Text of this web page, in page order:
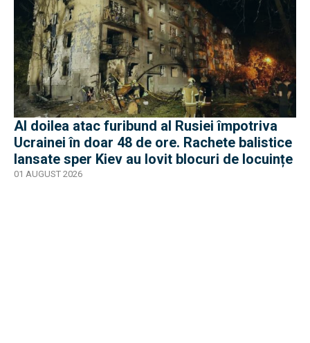
Al doilea atac furibund al Rusiei împotriva
Ucrainei în doar 48 de ore. Rachete balistice
lansate sper Kiev au lovit blocuri de locuințe
01 AUGUST 2026